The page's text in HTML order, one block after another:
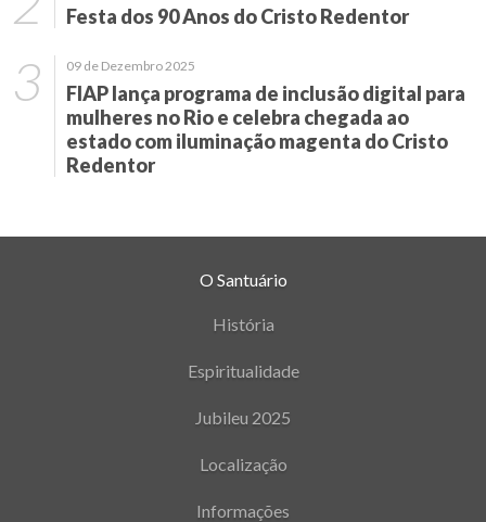
Festa dos 90 Anos do Cristo Redentor
09 de Dezembro 2025
FIAP lança programa de inclusão digital para
mulheres no Rio e celebra chegada ao
estado com iluminação magenta do Cristo
Redentor
O Santuário
História
Espiritualidade
Jubileu 2025
Localização
Informações